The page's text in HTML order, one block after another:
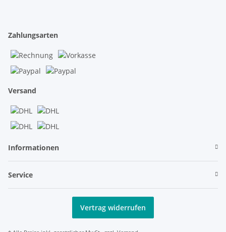
Zahlungsarten
Versand
Informationen
Service
Vertrag widerrufen